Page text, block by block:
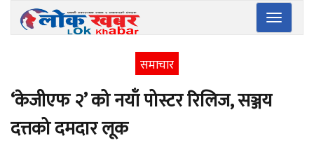
Toggle
समाचार
‘केजीएफ २’ को नयाँ पोस्टर रिलिज, सञ्जय
दत्तको दमदार लूक